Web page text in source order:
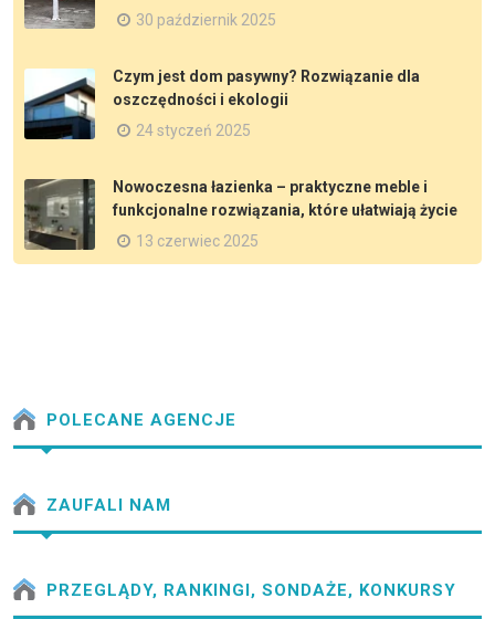
30 październik 2025
Czym jest dom pasywny? Rozwiązanie dla
oszczędności i ekologii
24 styczeń 2025
Nowoczesna łazienka – praktyczne meble i
funkcjonalne rozwiązania, które ułatwiają życie
13 czerwiec 2025
POLECANE AGENCJE
ZAUFALI NAM
PRZEGLĄDY, RANKINGI, SONDAŻE, KONKURSY